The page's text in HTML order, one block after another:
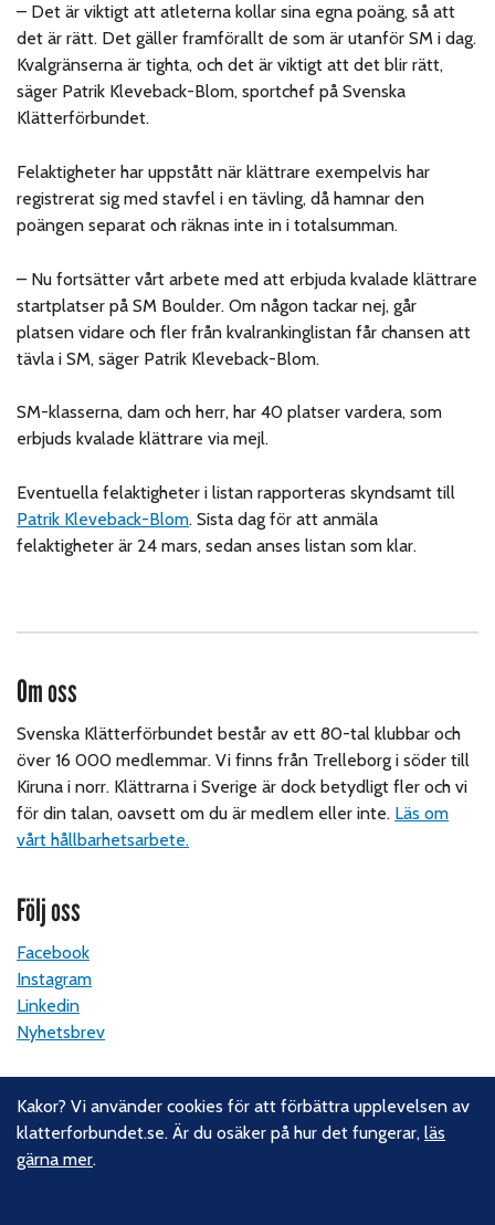
– Det är viktigt att atleterna kollar sina egna poäng, så att
det är rätt. Det gäller framförallt de som är utanför SM i dag.
Kvalgränserna är tighta, och det är viktigt att det blir rätt,
säger Patrik Kleveback-Blom, sportchef på Svenska
Klätterförbundet.
Felaktigheter har uppstått när klättrare exempelvis har
registrerat sig med stavfel i en tävling, då hamnar den
poängen separat och räknas inte in i totalsumman.
– Nu fortsätter vårt arbete med att erbjuda kvalade klättrare
startplatser på SM Boulder. Om någon tackar nej, går
platsen vidare och fler från kvalrankinglistan får chansen att
tävla i SM, säger Patrik Kleveback-Blom.
SM-klasserna, dam och herr, har 40 platser vardera, som
erbjuds kvalade klättrare via mejl.
Eventuella felaktigheter i listan rapporteras skyndsamt till
Patrik Kleveback-Blom. Sista dag för att anmäla
felaktigheter är 24 mars, sedan anses listan som klar.
Om oss
Svenska Klätterförbundet består av ett 80-tal klubbar och
över 16 000 medlemmar. Vi finns från Trelleborg i söder till
Kiruna i norr. Klättrarna i Sverige är dock betydligt fler och vi
för din talan, oavsett om du är medlem eller inte. Läs om
vårt hållbarhetsarbete.
Följ oss
Facebook
Instagram
Linkedin
Nyhetsbrev
Kontakt
Svenska Klätterförbundet
Gotlandsgatan 46
Kakor? Vi använder cookies för att förbättra upplevelsen av
klatterforbundet.se. Är du osäker på hur det fungerar,läs
gärna mer.